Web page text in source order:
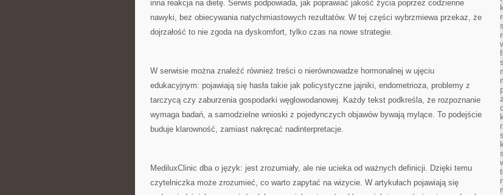
inna reakcja na dietę. Serwis podpowiada, jak poprawiać jakość życia poprzez codzienne
nawyki, bez obiecywania natychmiastowych rezultatów. W tej części wybrzmiewa przekaz, że
dojrzałość to nie zgoda na dyskomfort, tylko czas na nowe strategie.
W serwisie można znaleźć również treści o nierównowadze hormonalnej w ujęciu
edukacyjnym: pojawiają się hasła takie jak policystyczne jajniki, endometrioza, problemy z
tarczycą czy zaburzenia gospodarki węglowodanowej. Każdy tekst podkreśla, że rozpoznanie
wymaga badań, a samodzielne wnioski z pojedynczych objawów bywają mylące. To podejście
buduje klarowność, zamiast nakręcać nadinterpretacje.
MediluxClinic dba o język: jest zrozumiały, ale nie ucieka od ważnych definicji. Dzięki temu
czytelniczka może zrozumieć, co warto zapytać na wizycie. W artykułach pojawiają się